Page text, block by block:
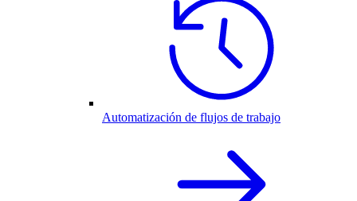
Automatización de flujos de trabajo